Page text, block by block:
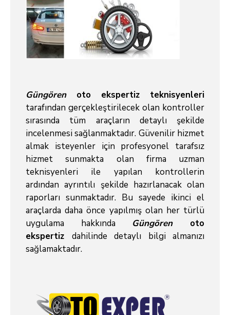
Güngören
oto ekspertiz teknisyenleri
tarafından gerçekleştirilecek olan kontroller
sırasında tüm araçların detaylı şekilde
incelenmesi sağlanmaktadır. Güvenilir hizmet
almak isteyenler için profesyonel tarafsız
hizmet sunmakta olan firma uzman
teknisyenleri ile yapılan kontrollerin
ardından ayrıntılı şekilde hazırlanacak olan
raporları sunmaktadır. Bu sayede ikinci el
araçlarda daha önce yapılmış olan her türlü
uygulama hakkında Güngören
oto
ekspertiz
dahilinde detaylı bilgi almanızı
sağlamaktadır.